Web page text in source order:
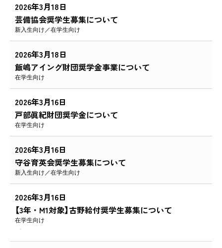
2026年3月18日
芸備協会奨学生募集について
新入生向け 在学生向け
2026年3月18日
飯嶋アイング財団奨学金事業について
在学生向け
2026年3月16日
戸部眞紀財団奨学金について
在学生向け
2026年3月16日
守谷育英会奨学生募集について
新入生向け 在学生向け
2026年3月16日
【3年・M1対象】古野給付奨学生募集について
在学生向け